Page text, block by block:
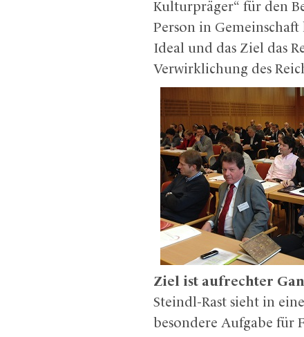
Kulturpräger“ für den
Person in
Ideal und das Ziel das
Verwirklichung des
Ziel ist aufrechter
Steindl-Rast sieht in
besondere Aufgabe für